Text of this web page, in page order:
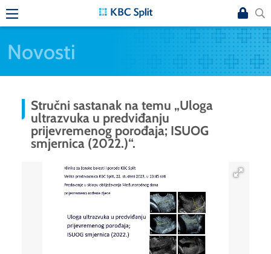
Novosti
Stručni sastanak na temu „Uloga
ultrazvuka u predviđanju
prijevremenog porođaja; ISUOG
smjernica (2022.)“.